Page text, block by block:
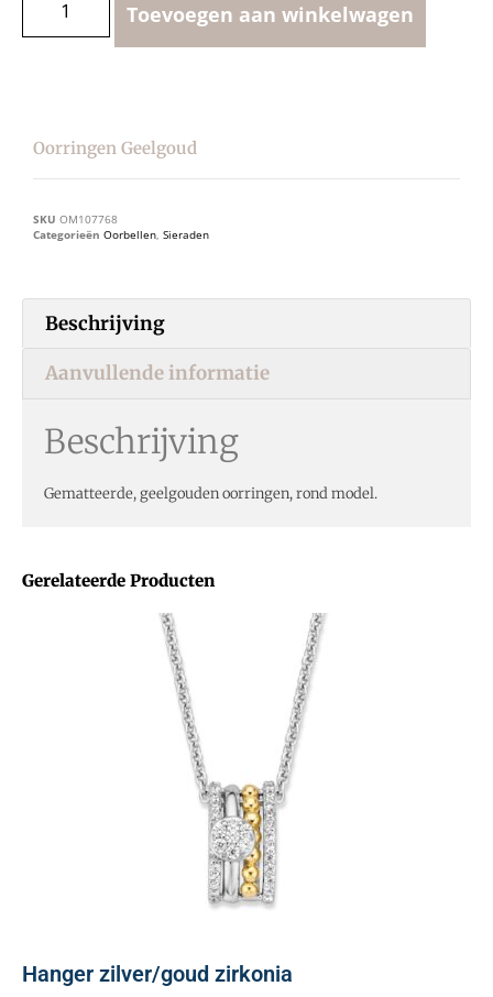
Toevoegen aan winkelwagen
Gerelateerde Producten
Hanger zilver/goud zirkonia
Oorringen Geelgoud
SKU OM107768
Categorieën Oorbellen, Sieraden
Beschrijving
Aanvullende informatie
Beschrijving
Gematteerde, geelgouden oorringen, rond model.